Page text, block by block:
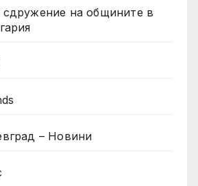
на общините в
– Новини